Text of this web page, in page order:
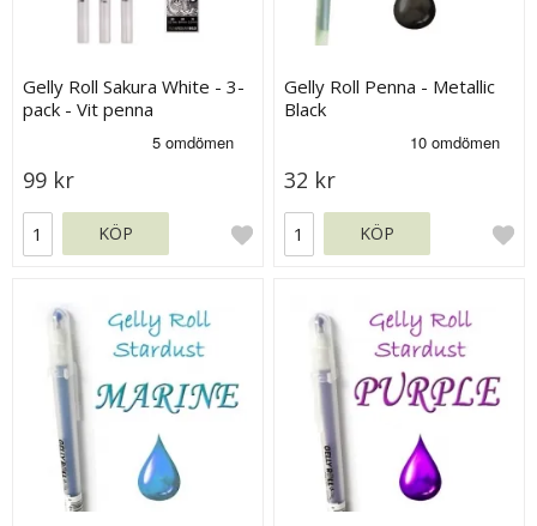
Gelly Roll Sakura White - 3-
pack - Vit penna
99 kr
KÖP
Gelly Roll Penna - Metallic
Black
32 kr
KÖP